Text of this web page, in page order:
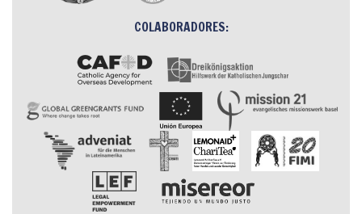
COLABORADORES: